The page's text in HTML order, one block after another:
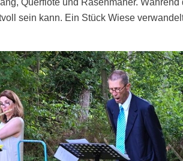
Querflöte und Rasenmäher.
sein kann. Ein Stück Wiese